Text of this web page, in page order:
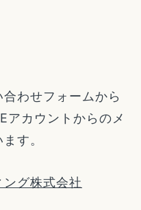
わせフォームから
アカウントからのメ
す。
ング株式会社